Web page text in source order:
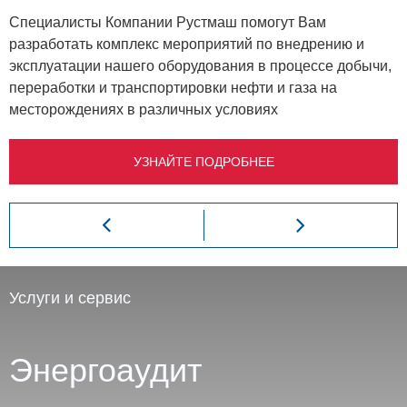
Специалисты Компании Рустмаш помогут Вам
разработать комплекс мероприятий по внедрению и
эксплуатации нашего оборудования в процессе добычи,
переработки и транспортировки нефти и газа на
месторождениях в различных условиях
УЗНАЙТЕ ПОДРОБНЕЕ
Услуги и сервис
Энергоаудит